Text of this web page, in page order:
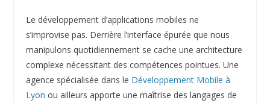
Le développement d’applications mobiles ne
s’improvise pas. Derrière l’interface épurée que nous
manipulons quotidiennement se cache une architecture
complexe nécessitant des compétences pointues. Une
agence spécialisée dans le Développement Mobile à
Lyon ou ailleurs apporte une maîtrise des langages de